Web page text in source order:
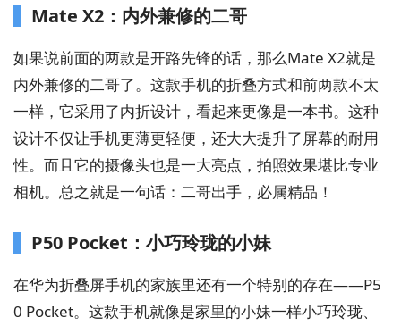
Mate X2：内外兼修的二哥
如果说前面的两款是开路先锋的话，那么Mate X2就是
内外兼修的二哥了。这款手机的折叠方式和前两款不太
一样，它采用了内折设计，看起来更像是一本书。这种
设计不仅让手机更薄更轻便，还大大提升了屏幕的耐用
性。而且它的摄像头也是一大亮点，拍照效果堪比专业
相机。总之就是一句话：二哥出手，必属精品！
P50 Pocket：小巧玲珑的小妹
在华为折叠屏手机的家族里还有一个特别的存在——P5
0 Pocket。这款手机就像是家里的小妹一样小巧玲珑、